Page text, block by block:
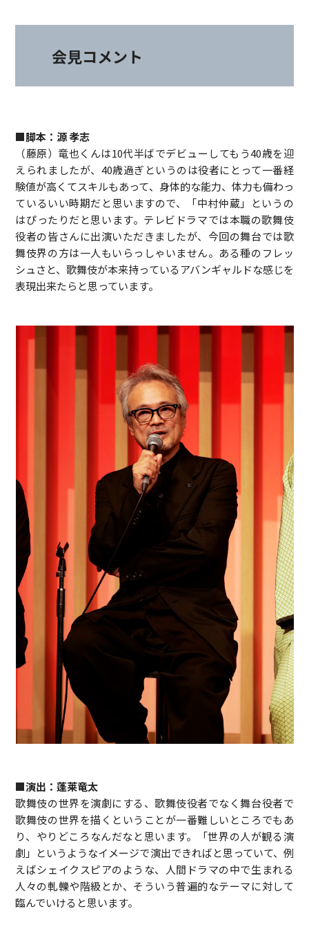
会見コメント
■脚本：源 孝志
（藤原）竜也くんは10代半ばでデビューしてもう40歳を迎
えられましたが、40歳過ぎというのは役者にとって一番経
験値が高くてスキルもあって、身体的な能力、体力も備わっ
ているいい時期だと思いますので、「中村仲蔵」というの
はぴったりだと思います。テレビドラマでは本職の歌舞伎
役者の皆さんに出演いただきましたが、今回の舞台では歌
舞伎界の方は一人もいらっしゃいません。ある種のフレッ
シュさと、歌舞伎が本来持っているアバンギャルドな感じを
表現出来たらと思っています。
■演出：蓬莱竜太
歌舞伎の世界を演劇にする、歌舞伎役者でなく舞台役者で
歌舞伎の世界を描くということが一番難しいところでもあ
り、やりどころなんだなと思います。「世界の人が観る演
劇」というようなイメージで演出できればと思っていて、例
えばシェイクスピアのような、人間ドラマの中で生まれる
人々の軋轢や階級とか、そういう普遍的なテーマに対して
臨んでいけると思います。